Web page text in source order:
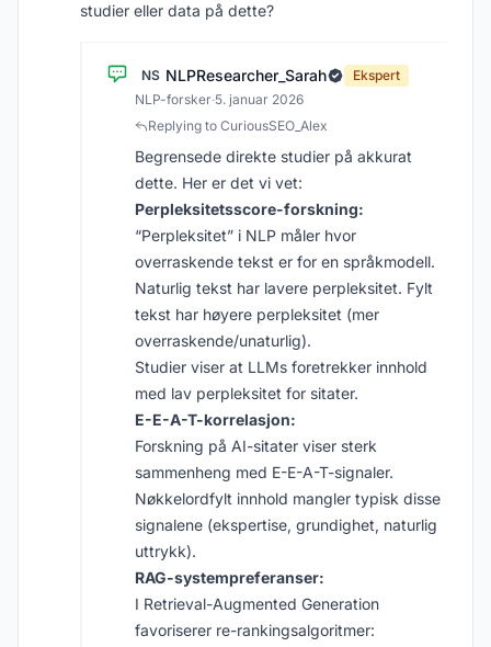
studier eller data på dette?
NS NLPResearcher_Sarah
Ekspert
NLP-forsker·5. januar 2026
Replying to CuriousSEO_Alex
Begrensede direkte studier på akkurat
dette. Her er det vi vet:
Perpleksitetsscore-forskning:
“Perpleksitet” i NLP måler hvor
overraskende tekst er for en språkmodell.
Naturlig tekst har lavere perpleksitet. Fylt
tekst har høyere perpleksitet (mer
overraskende/unaturlig).
Studier viser at LLMs foretrekker innhold
med lav perpleksitet for sitater.
E-E-A-T-korrelasjon:
Forskning på AI-sitater viser sterk
sammenheng med E-E-A-T-signaler.
Nøkkelordfylt innhold mangler typisk disse
signalene (ekspertise, grundighet, naturlig
uttrykk).
RAG-systempreferanser:
I Retrieval-Augmented Generation
favoriserer re-rankingsalgoritmer: